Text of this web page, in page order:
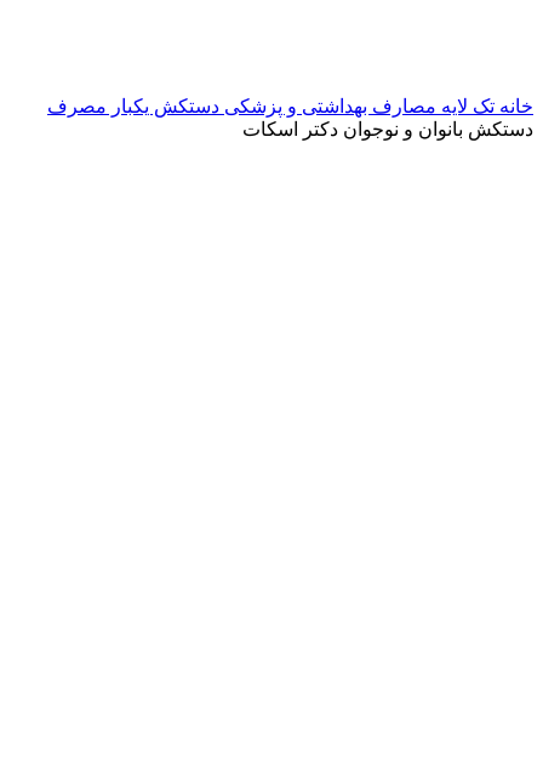
خانه تک لایه مصارف بهداشتی و پزشکی دستکش یکبار مصرف
دستکش بانوان و نوجوان دکتر اسکات